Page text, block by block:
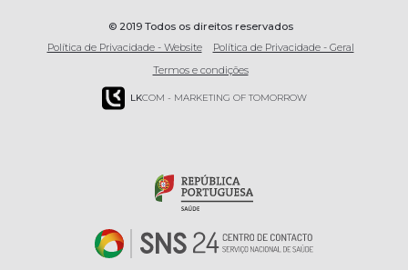
© 2019 Todos os direitos reservados
Política de Privacidade - Website
Política de Privacidade - Geral
Termos e condições
LKCOM - MARKETING OF TOMORROW